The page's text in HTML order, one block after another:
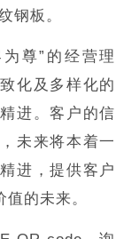
钢板。
尊”的经营理
化及多样化的
进。客户的信
未来将本着一
进，提供客户
的未来。